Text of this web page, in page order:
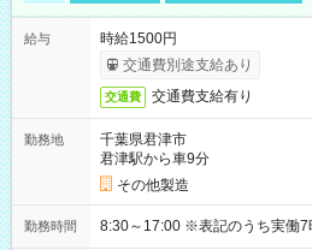
給与
時給1500円
交通費別途支給あり
交通費 交通費支給有り
勤務地
千葉県君津市
君津駅から車9分
その他製造
勤務時間 8:30～17:00 ※表記のうち